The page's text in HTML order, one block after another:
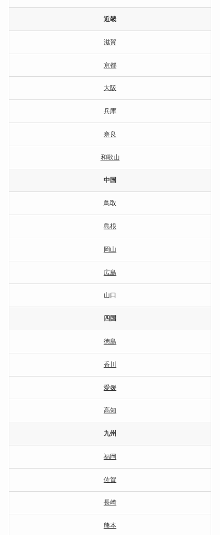
近畿
滋賀
京都
大阪
兵庫
奈良
和歌山
中国
鳥取
島根
岡山
広島
山口
四国
徳島
香川
愛媛
高知
九州
福岡
佐賀
長崎
熊本